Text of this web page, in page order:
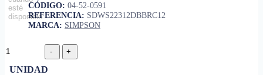
CÓDIGO: 04-52-0591
REFERENCIA: SDWS22312DBBRC12
MARCA: SIMPSON
UNIDAD